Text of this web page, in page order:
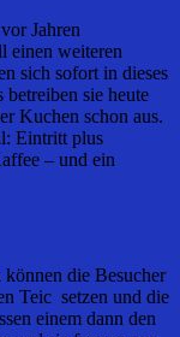
Jahren
einen weiteren
sich sofort in dieses
sie heute
Kuchen schon aus.
Eintritt plus
– und ein
die Besucher
Teic setzen und die
einem dann den